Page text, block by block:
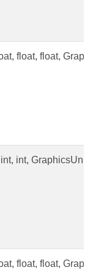
float, float,
int, GraphicsUnit)
float, float,